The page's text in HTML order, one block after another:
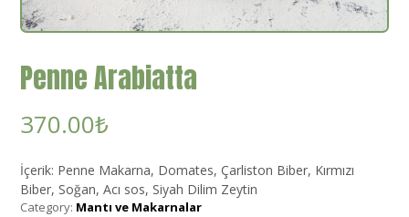
Penne Arabiatta
370.00₺
İçerik: Penne Makarna, Domates, Çarliston Biber, Kırmızı
Biber, Soğan, Acı sos, Siyah Dilim Zeytin
Category: Mantı ve Makarnalar